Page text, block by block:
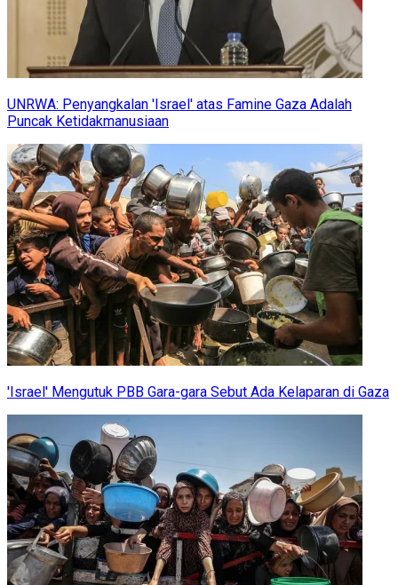
UNRWA: Penyangkalan 'Israel' atas Famine Gaza Adalah
Puncak Ketidakmanusiaan
'Israel' Mengutuk PBB Gara-gara Sebut Ada Kelaparan di Gaza